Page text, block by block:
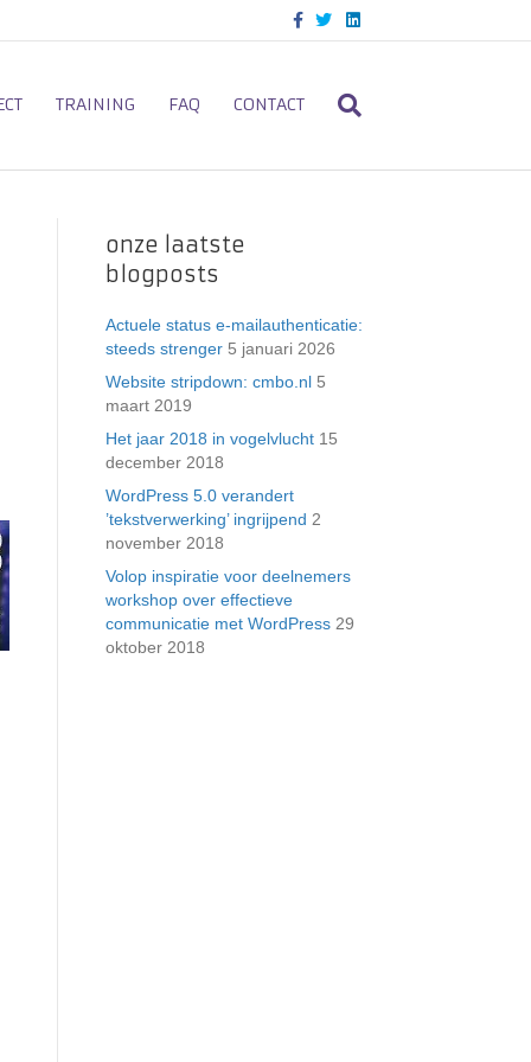
c
o
o
T
i
e
L
n
d
TRAINING FAQ CONTACT
onze laatste
blogposts
Actuele status e-mailauthenticatie:
steeds strenger 5 januari 2026
Website stripdown: cmbo.nl 5
maart 2019
Het jaar 2018 in vogelvlucht 15
december 2018
WordPress 5.0 verandert
’tekstverwerking’ ingrijpend 2
november 2018
Volop inspiratie voor deelnemers
workshop over effectieve
communicatie met WordPress 29
oktober 2018